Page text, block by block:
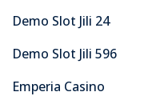
Demo Slot Jili 24
Demo Slot Jili 596
Emperia Casino